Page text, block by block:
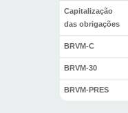
Capitalização
das obrigações
BRVM-C
BRVM-30
BRVM-PRES